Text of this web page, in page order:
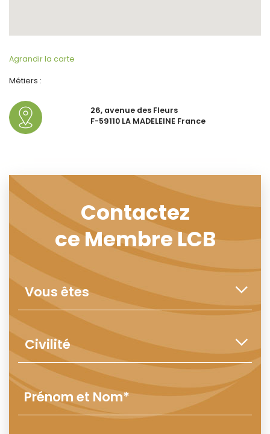
Agrandir la carte
Métiers :
26, avenue des Fleurs
F-59110 LA MADELEINE France
Contactez
ce Membre LCB